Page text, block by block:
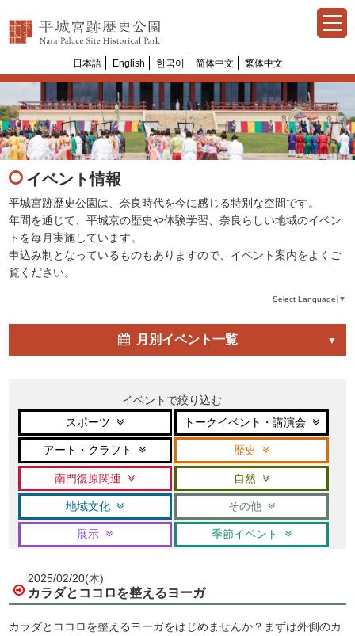
日本語 English 한국어 简体中文 繁体中文
イベント情報
平城宮跡歴史公園は、奈良時代を今に感じる特別な空間です。
年間を通じて、平城京の歴史や体験学習、奈良らしい地域のイベン
トを毎月実施しています。
申込み制となっているものもありますので、イベント案内をよくご
覧ください。
Select Language ▼
月別イベント一覧
イベントで絞り込む
スポーツ
トークイベント・講演会
アート・クラフト 歴史
南門復原関連 自然
地域文化 その他
展示 季節イベント
2025/02/20(木)
カラダとココロを整えるヨーガ
カラダとココロを整えるヨーガをはじめませんか？まずは外側のカ